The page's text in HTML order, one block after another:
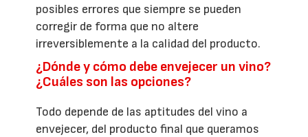
posibles errores que siempre se pueden
corregir de forma que no altere
irreversiblemente a la calidad del producto.
¿Dónde y cómo debe envejecer un vino?
¿Cuáles son las opciones?
Todo depende de las aptitudes del vino a
envejecer, del producto final que queramos